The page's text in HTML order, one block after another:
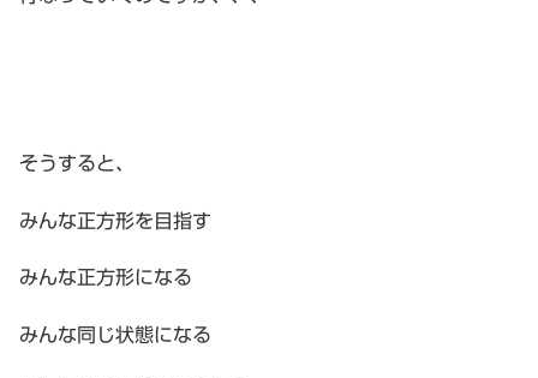
そうすると、
みんな正方形を目指す
みんな正方形になる
みんな同じ状態になる